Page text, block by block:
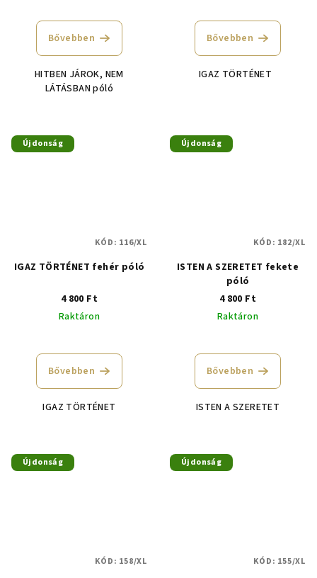
Bővebben
HITBEN JÁROK, NEM
LÁTÁSBAN póló
Bővebben
IGAZ TÖRTÉNET
Újdonság
IGAZ TÖRTÉNET fehér póló
4 800 Ft
Raktáron
Bővebben
IGAZ TÖRTÉNET
KÓD: 116/XL
Újdonság
ISTEN A SZERETET fekete
póló
4 800 Ft
Raktáron
Bővebben
ISTEN A SZERETET
KÓD: 182/XL
Újdonság
KÓD: 158/XL
Újdonság
KÓD: 155/XL